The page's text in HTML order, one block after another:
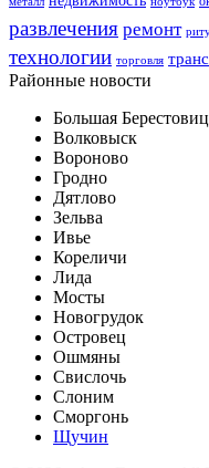
развлечения ремонт
технологии торговля
Районные новости
Большая
Волковыск
Вороново
Гродно
Дятлово
Зельва
Ивье
Кореличи
Лида
Мосты
Новогрудок
Островец
Ошмяны
Свислочь
Слоним
Сморгонь
Щучин